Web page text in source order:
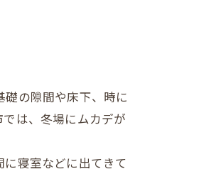
の隙間や床下、時に
は、冬場にムカデが
寝室などに出てきて